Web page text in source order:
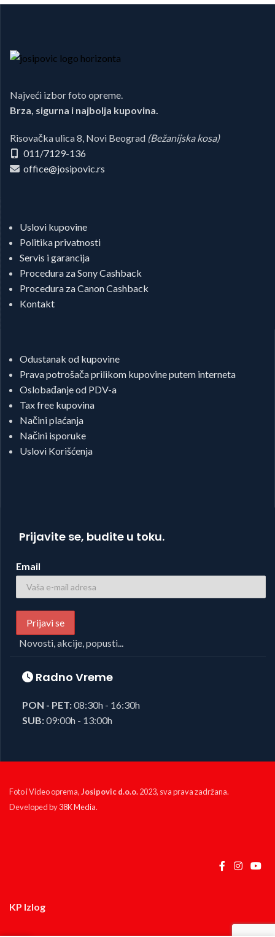
Najveći izbor foto opreme.
Brza, sigurna i najbolja kupovina.
Risovačka ulica 8, Novi Beograd (Bežanijska kosa)
011/7129-136
office@josipovic.rs
Uslovi kupovine
Politika privatnosti
Servis i garancija
Procedura za Sony Cashback
Procedura za Canon Cashback
Kontakt
Odustanak od kupovine
Prava potrošača prilikom kupovine putem interneta
Oslobađanje od PDV-a
Tax free kupovina
Načini plaćanja
Načini isporuke
Uslovi Korišćenja
Prijavite se, budite u toku.
Email
Novosti, akcije, popusti...
Radno Vreme
PON - PET:08:30h - 16:30h
SUB:09:00h - 13:00h
Foto i Video oprema,Josipovic d.o.o.2023, sva prava zadržana.
Developed by38K Media.
KP Izlog